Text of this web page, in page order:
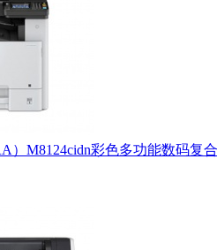
）M8124cidn彩色多功能数码复